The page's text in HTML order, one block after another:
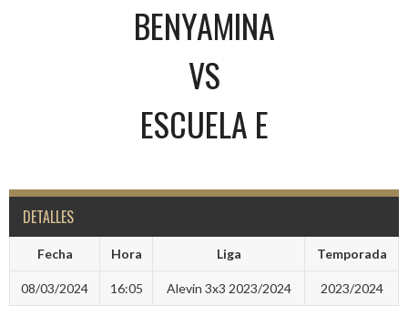
BENYAMINA
VS
ESCUELA E
DETALLES
Fecha Hora Liga Temporada
08/03/2024 16:05 Alevin 3x3 2023/2024 2023/2024